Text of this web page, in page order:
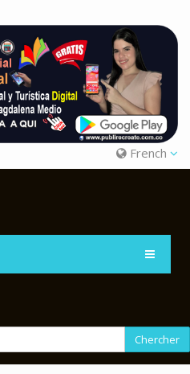
French
Chercher